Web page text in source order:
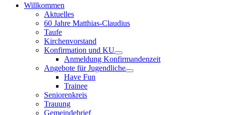
Willkommen
Aktuelles
60 Jahre Matthias-Claudius
Taufe
Kirchenvorstand
Konfirmation und KU
Anmeldung Konfirmandenzeit
Angebote für Jugendliche
Have Fun
Trainee
Seniorenkreis
Trauung
Gemeindebrief